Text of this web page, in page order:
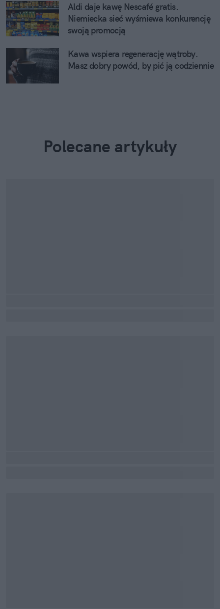
Aldi daje kawę Nescafé gratis.
Niemiecka sieć wyśmiewa konkurencję
swoją promocją
Kawa wspiera regenerację wątroby.
Masz dobry powód, by pić ją codziennie
Polecane artykuły